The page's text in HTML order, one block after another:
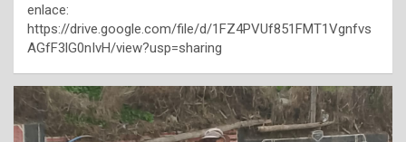
enlace:
https://drive.google.com/file/d/1FZ4PVUf851FMT1Vgnfvs
AGfF3lG0nIvH/view?usp=sharing